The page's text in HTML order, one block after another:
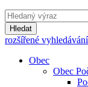
Hledat
rozšířené vyhledávání
Obec
Obec